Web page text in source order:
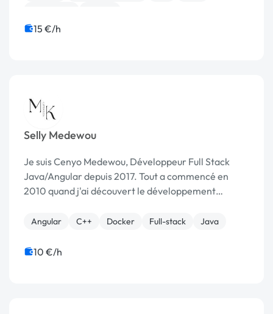
15 €/h
Selly Medewou
Je suis Cenyo Medewou, Développeur Full Stack
Java/Angular depuis 2017. Tout a commencé en
2010 quand j'ai découvert le développement
autodidacte avec PHP, C, C++ puis java. Plus tard j'ai
Angular C++ Docker Full-stack Java
10 €/h